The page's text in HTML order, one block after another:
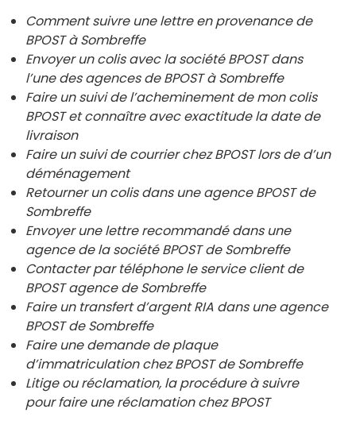
Comment suivre une lettre en provenance de
BPOST à Sombreffe
Envoyer un colis avec la société BPOST dans
l’une des agences de BPOST àSombreffe
Faire un suivi de l’acheminement de mon colis
BPOST et connaître avec exactitude la date de
livraison
Faire un suivi de courrier chez BPOST lors de d’un
déménagement
Retourner un colis dans une agence BPOST de
Sombreffe
Envoyer une lettre recommandé dans une
agence de la société BPOST deSombreffe
Contacter par téléphone le service client de
BPOST agence deSombreffe
Faire un transfert d’argent RIA dans une agence
BPOST deSombreffe
Faire une demande de plaque
d’immatriculation chez BPOST deSombreffe
Litige ou réclamation, la procédure à suivre
pour faire une réclamation chez BPOST